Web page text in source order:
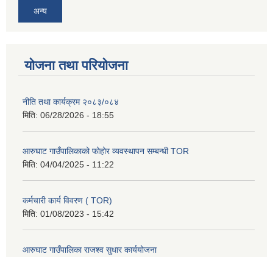
अन्य
योजना तथा परियोजना
नीति तथा कार्यक्रम २०८३/०८४
मिति: 06/28/2026 - 18:55
आरुघाट गाउँपालिकाको फोहोर व्यवस्थापन सम्बन्धी TOR
मिति: 04/04/2025 - 11:22
कर्मचारी कार्य विवरण ( TOR)
मिति: 01/08/2023 - 15:42
आरुघाट गाउँपालिका राजश्व सुधार कार्ययोजना